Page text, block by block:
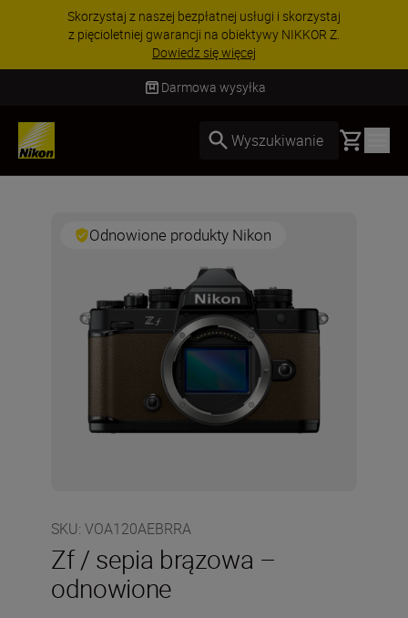
Skorzystaj z naszej bezpłatnej usługi i skorzystaj
z pięcioletniej gwarancji na obiektywy NIKKOR Z.
Dowiedz się więcej
Darmowa wysyłka
Wyszukiwanie Basket
Odnowione produkty Nikon
SKU: VOA120AEBRRA
Zf / sepia brązowa –
odnowione